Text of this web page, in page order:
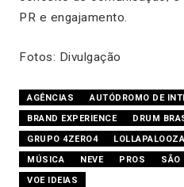
PR e engajamento.
Fotos: Divulgação
AGÊNCIAS
AUTÓDROMO DE
BRAND EXPERIENCE
DRUM
GRUPO 4ZERO4
LOLLAPALOOZA
MÚSICA
NEVE PROS SÃO
VOE IDEIAS